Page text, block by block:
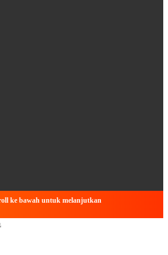
ke bawah untuk melanjutkan